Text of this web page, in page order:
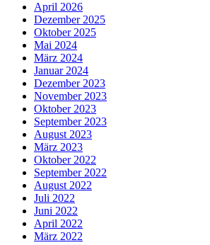
April 2026
Dezember 2025
Oktober 2025
Mai 2024
März 2024
Januar 2024
Dezember 2023
November 2023
Oktober 2023
September 2023
August 2023
März 2023
Oktober 2022
September 2022
August 2022
Juli 2022
Juni 2022
April 2022
März 2022